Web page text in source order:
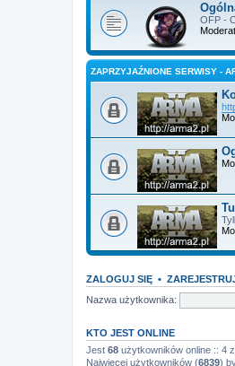
OFP -
ZAPRZYJAŹNIONE SERWISY -
ZALOGUJ SIĘ •
Nazwa użytkownika:
KTO JEST ONLINE
Jest 68 użytkowników online :: 4
Najwięcej użytkowników (6839)